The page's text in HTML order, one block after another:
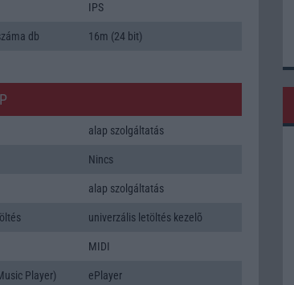
IPS
db 16m (24 bit)
alap szolgáltatás
Nincs
alap szolgáltatás
univerzális letöltés kezelõ
MIDI
Player) ePlayer